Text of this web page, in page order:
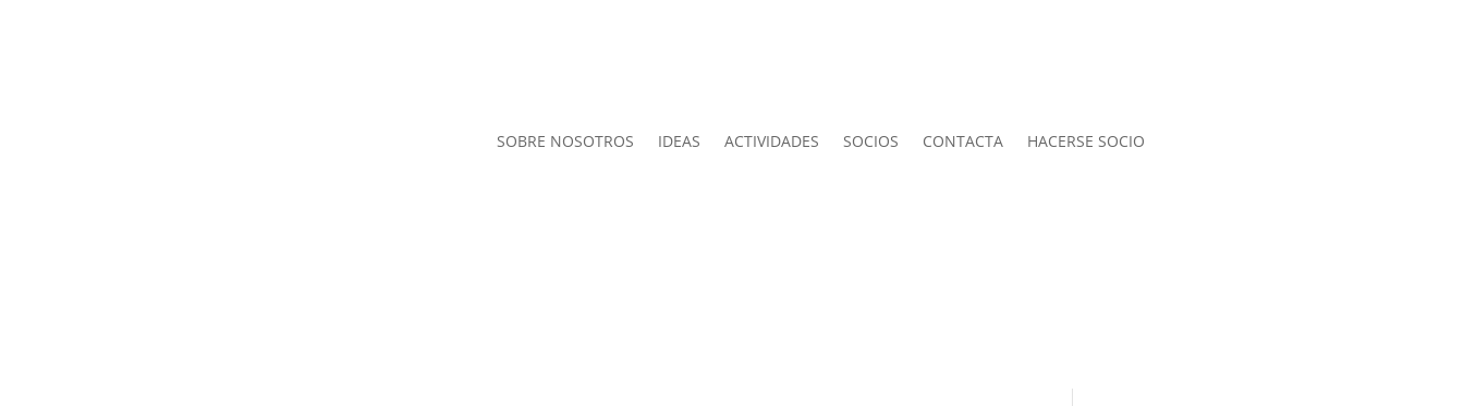
SOBRE NOSOTROS IDEAS ACTIVIDADES SOCIOS CONTACTA HACERSE SOCIO